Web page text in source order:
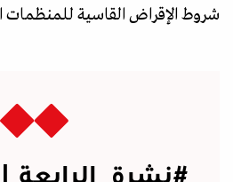
شروط الإقراض القاسية للمنظمات